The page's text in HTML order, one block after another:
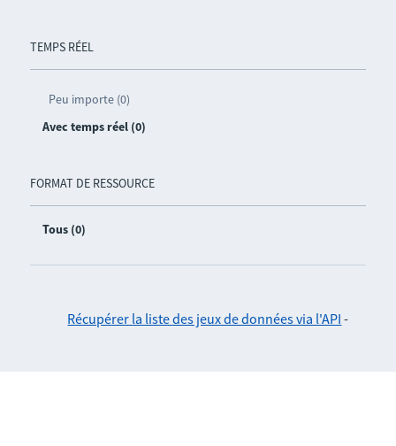
TEMPS RÉEL
Peu importe (0)
Avec temps réel (0)
FORMAT DE RESSOURCE
Tous (0)
Récupérer la liste des jeux de données via l'API -